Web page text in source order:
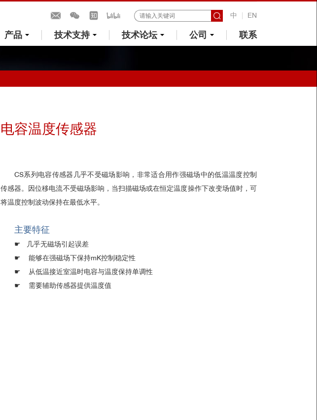
中 EN
产品 技术支持 技术论坛 公司 联系
电容温度传感器
CS系列电容传感器几乎不受磁场影响，非常适合用作强磁场中的低温温度控制
传感器。 因位移电流不受磁场影响，当扫描磁场或在恒定温度操作下改变场值时，可
将温度控制波动保持在最低水平。
主要特征
☛ 几乎无磁场引起误差
☛ 能够在强磁场下保持mK控制稳定性
☛
从低温接近室温时电容与温度保持单调性
☛ 需要辅助传感器提供温度值